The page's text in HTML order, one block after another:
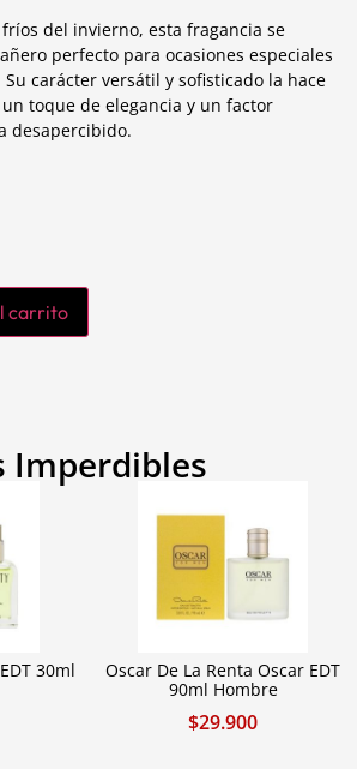
del invierno, esta fragancia se
perfecto para ocasiones especiales
carácter versátil y sofisticado la hace
toque de elegancia y un factor
desapercibido.
carrito
Imperdibles
30ml
Oscar De La Renta Oscar EDT
90ml Hombre
$29.900